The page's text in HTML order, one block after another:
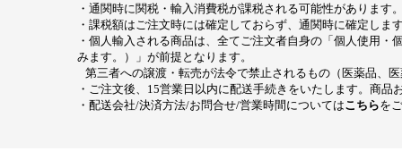
・通関時に関税・輸入消費税が課税される可能性があります
・課税額はご注文時には確定しておらず、通関時に確定し
・個人輸入される商品は、全てご注文者自身の「個人使用
みます。）」が前提となります。
第三者への譲渡・転売が法令で禁止されるもの（医薬品、
・ご注文後、15営業日以内に配送手続きをいたします。商品
・配送会社/決済方法/お問合せ/営業時間についてはこちらを